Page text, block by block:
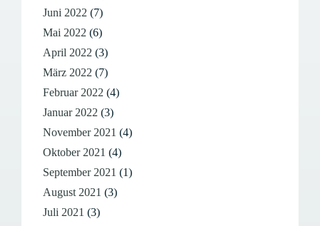
Juni 2022 (7)
Mai 2022 (6)
April 2022 (3)
März 2022 (7)
Februar 2022 (4)
Januar 2022 (3)
November 2021 (4)
Oktober 2021 (4)
September 2021 (1)
August 2021 (3)
Juli 2021 (3)